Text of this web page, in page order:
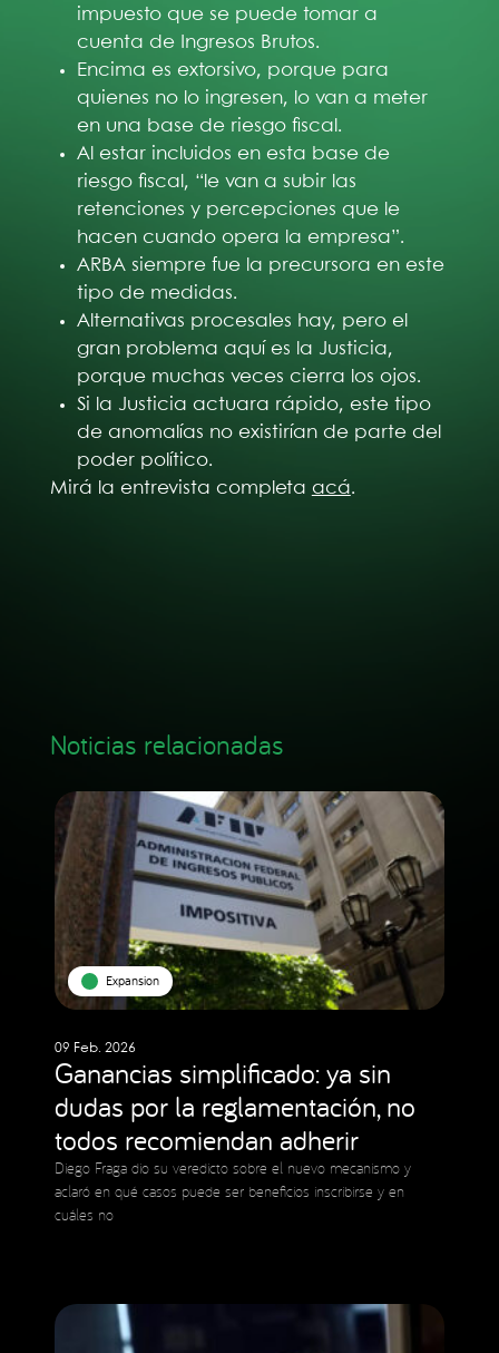
impuesto que se puede tomar a
cuenta de Ingresos Brutos.
Encima es extorsivo, porque para
quienes no lo ingresen, lo van a meter
en una base de riesgo fiscal.
Al estar incluidos en esta base de
riesgo fiscal, “le van a subir las
retenciones y percepciones que le
hacen cuando opera la empresa”.
ARBA siempre fue la precursora en este
tipo de medidas.
Alternativas procesales hay, pero el
gran problema aquí es la Justicia,
porque muchas veces cierra los ojos.
Si la Justicia actuara rápido, este tipo
de anomalías no existirían de parte del
poder político.
Mirá la entrevista completa acá.
Noticias relacionadas
Expansion
09 Feb. 2026
Ganancias simplificado: ya sin
dudas por la reglamentación, no
todos recomiendan adherir
Diego Fraga dio su veredicto sobre el nuevo mecanismo y
aclaró en qué casos puede ser beneficios inscribirse y en
cuáles no